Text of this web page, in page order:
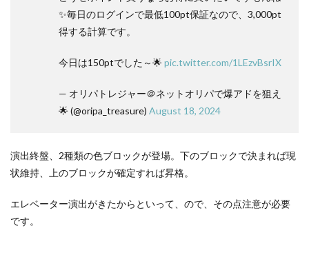
✨毎日のログインで最低100pt保証なので、3,000pt
得する計算です。
今日は150ptでした～🌟 pic.twitter.com/1LEzvBsrIX
— オリパトレジャー＠ネットオリパで爆アドを狙え
🌟 (@oripa_treasure) August 18, 2024
演出終盤、2種類の色ブロックが登場。下のブロックで決まれば現
状維持、上のブロックが確定すれば昇格。
エレベーター演出がきたからといって、ので、その点注意が必要
です。